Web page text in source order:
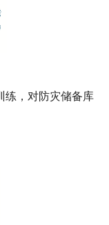
练，对防灾储备库